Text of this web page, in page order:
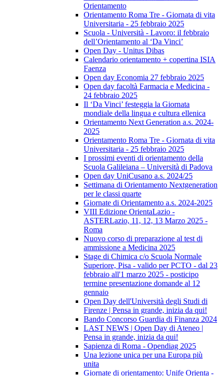
Orientamento
Orientamento Roma Tre - Giornata di vita
Universitaria - 25 febbraio 2025
Scuola - Università - Lavoro: il febbraio
dell’Orientamento al ‘Da Vinci’
Open Day - Unitus Dibas
Calendario orientamento + copertina ISIA
Faenza
Open day Economia 27 febbraio 2025
Open day facoltà Farmacia e Medicina -
24 febbraio 2025
Il ‘Da Vinci’ festeggia la Giornata
mondiale della lingua e cultura ellenica
Orientamento Next Generation a.s. 2024-
2025
Orientamento Roma Tre - Giornata di vita
Universitaria - 25 febbraio 2025
I prossimi eventi di orientamento della
Scuola Galileiana – Università di Padova
Open day UniCusano a.s. 2024/25
Settimana di Orientamento Nextgeneration
per le classi quarte
Giornate di Orientamento a.s. 2024-2025
VIII Edizione OrientaLazio -
ASTERLazio, 11, 12, 13 Marzo 2025 -
Roma
Nuovo corso di preparazione al test di
ammissione a Medicina 2025
Stage di Chimica c/o Scuola Normale
Superiore, Pisa - valido per PCTO - dal 23
febbraio all'1 marzo 2025 - posticipo
termine presentazione domande al 12
gennaio
Open Day dell'Università degli Studi di
Firenze | Pensa in grande, inizia da qui!
Bando Concorso Guardia di Finanza 2024
LAST NEWS | Open Day di Ateneo |
Pensa in grande, inizia da qui!
Sapienza di Roma - Opendiag 2025
Una lezione unica per una Europa più
unita
Giornate di orientamento: Unife Orienta -